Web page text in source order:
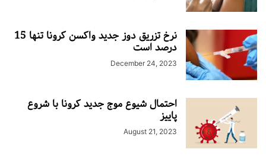
نرخ تزریق دوز جدید واکسن کرونا تنها 15
درصد است
December 24, 2023
احتمال شیوع موج جدید کرونا با شروع
پاییز
August 21, 2023